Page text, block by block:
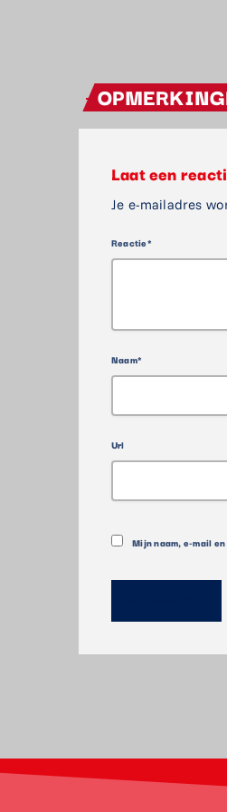
Laat een
Je e-mailadres
Reactie*
Naam*
Url
Mijn naam, e-mail